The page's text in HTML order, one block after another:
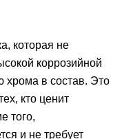
которая не
коррозийной
хрома в состав. Это
кто ценит
того,
и не требует